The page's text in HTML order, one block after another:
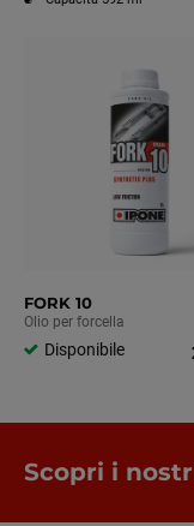
FORK 10
Olio per forcella
Disponibile
Scopri i